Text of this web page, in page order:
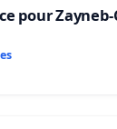
pour Zayneb-